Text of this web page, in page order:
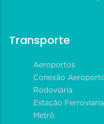
Transporte
Aeroportos
Conexão
Rodoviária
Estação Ferroviária
Metrô